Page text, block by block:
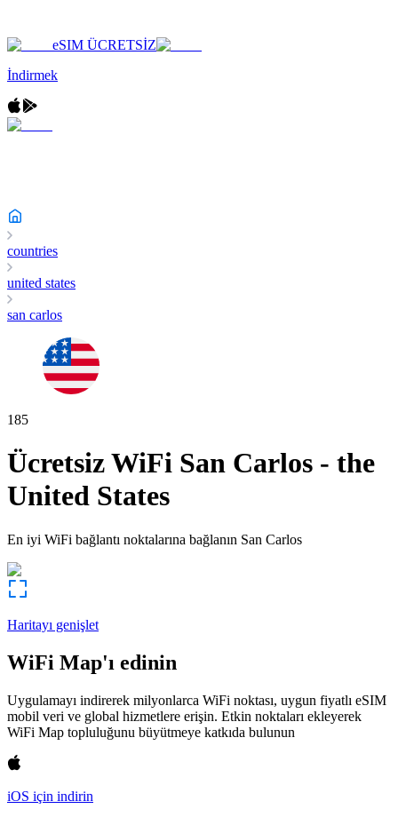
eSIM ÜCRETSİZ
İndirmek
countries
united states
san carlos
185
Ücretsiz WiFi San Carlos - the
United States
En iyi WiFi bağlantı noktalarına bağlanın San Carlos
Haritayı genişlet
WiFi Map'ı edinin
Uygulamayı indirerek milyonlarca WiFi noktası, uygun fiyatlı eSIM
mobil veri ve global hizmetlere erişin. Etkin noktaları ekleyerek
WiFi Map topluluğunu büyütmeye katkıda bulunun
iOS için indirin